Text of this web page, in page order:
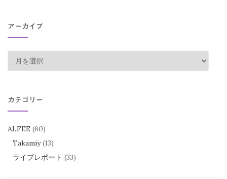
アーカイブ
ー
イ
ブ
カテゴリー
ALFEE (60)
Takamiy(13)
ライブレポート (33)